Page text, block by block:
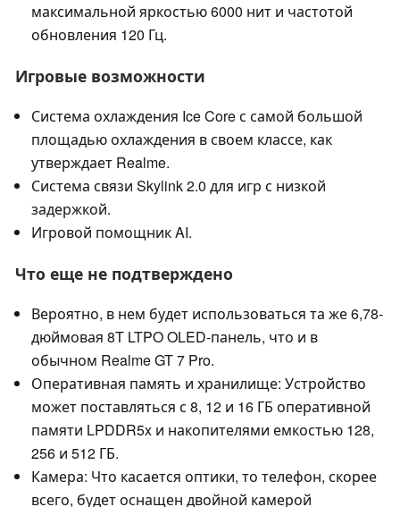
максимальной яркостью 6000 нит и частотой
обновления 120 Гц.
Игровые возможности
Система охлаждения Ice Core с самой большой
площадью охлаждения в своем классе, как
утверждает Realme.
Система связи Skylink 2.0 для игр с низкой
задержкой.
Игровой помощник AI.
Что еще не подтверждено
Вероятно, в нем будет использоваться та же 6,78-
дюймовая 8T LTPO OLED-панель, что и в
обычном Realme GT 7 Pro.
Оперативная память и хранилище: Устройство
может поставляться с 8, 12 и 16 ГБ оперативной
памяти LPDDR5x и накопителями емкостью 128,
256 и 512 ГБ.
Камера: Что касается оптики, то телефон, скорее
всего, будет оснащен двойной камерой